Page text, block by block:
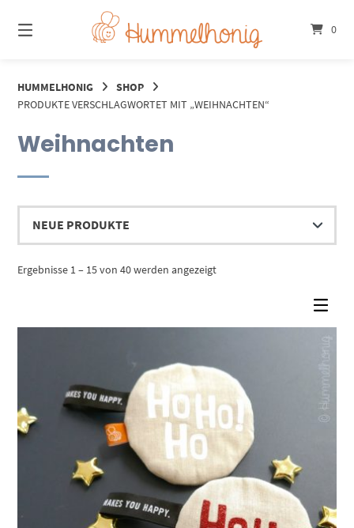
zum
Inhalt
0
HUMMELHONIG
SHOP
PRODUKTE VERSCHLAGWORTET MIT „WEIHNACHTEN“
Weihnachten
Ergebnisse 1 – 15 von 40 werden angezeigtNach